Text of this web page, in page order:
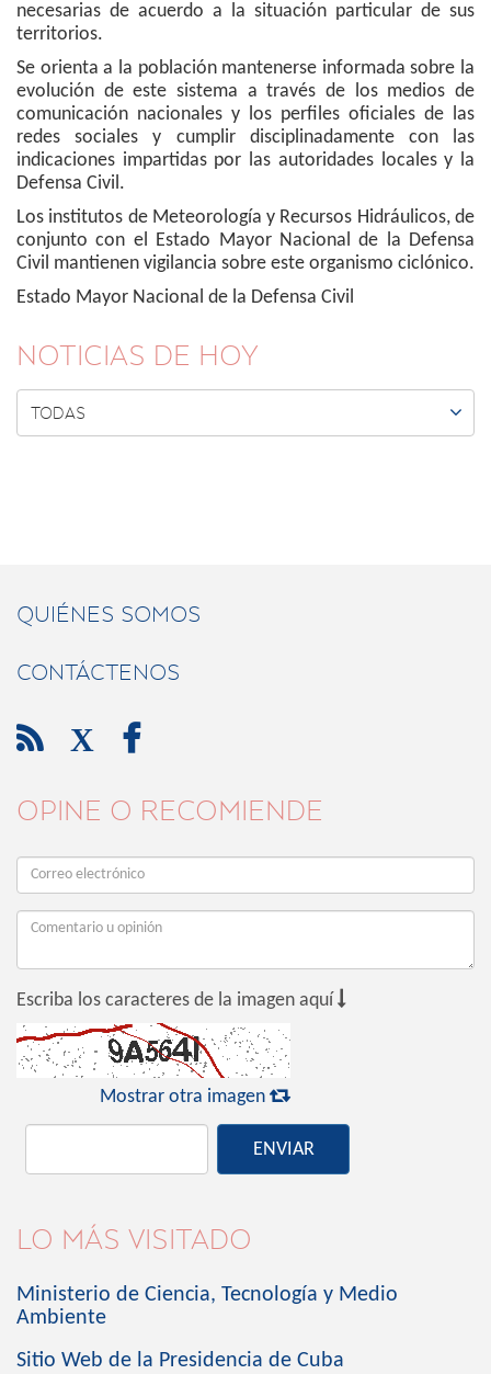
necesarias de acuerdo a la situación particular de sus
territorios.
Se orienta a la población mantenerse informada sobre la
evolución de este sistema a través de los medios de
comunicación nacionales y los perfiles oficiales de las
redes sociales y cumplir disciplinadamente con las
indicaciones impartidas por las autoridades locales y la
Defensa Civil.
Los institutos de Meteorología y Recursos Hidráulicos, de
conjunto con el Estado Mayor Nacional de la Defensa
Civil mantienen vigilancia sobre este organismo ciclónico.
Estado Mayor Nacional de la Defensa Civil
NOTICIAS DE HOY
TODAS 
QUIÉNES SOMOS
CONTÁCTENOS
 X 
OPINE O RECOMIENDE
Escriba los caracteres de la imagen aquí 
Mostrar otra imagen 
ENVIAR
LO MÁS VISITADO
Ministerio de Ciencia, Tecnología y Medio
Ambiente
Sitio Web de la Presidencia de Cuba